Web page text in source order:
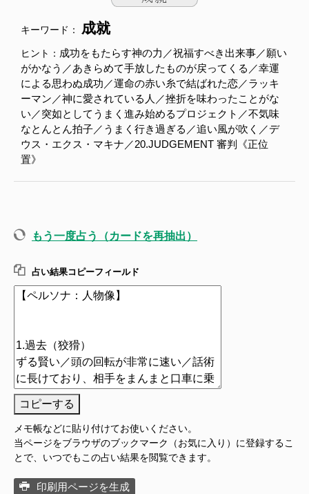
キーワード： 成就
ヒント： 成功をもたらす神の力／祝福すべき出来事／願い
がかなう／あきらめて手放したものが戻ってくる／幸運
による思わぬ成功／運命の赤い糸で結ばれた恋／ラッキ
ーマン／神に愛されている人／挫折を味わったことがな
い／突如としてうまく進み始めるプロジェクト／不気味
なとんとん拍子／うまく行き過ぎる／追い風が吹く／デ
ウス・エクス・マキナ／20.JUDGEMENT 審判《正位
置》
もう一度占う（カードを再抽出）
占い結果コピーフィールド
コピーする
メモ帳などに貼り付けてお使いください。
当ページをブラウザのブックマーク（お気に入り）に登録するこ
とで、いつでもこの占い結果を閲覧できます。
印刷用ページを生成